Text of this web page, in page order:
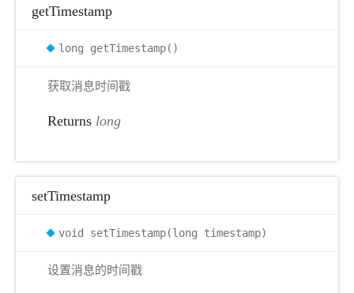
getTimestamp
long getTimestamp()
获取消息时间戳
Returns long
setTimestamp
void setTimestamp(long timestamp)
设置消息的时间戳